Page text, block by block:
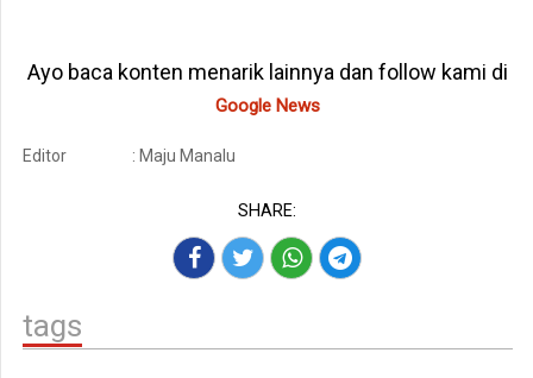
Ayo baca konten menarik lainnya dan follow kami di
Google News
Editor : Maju Manalu
SHARE:
tags